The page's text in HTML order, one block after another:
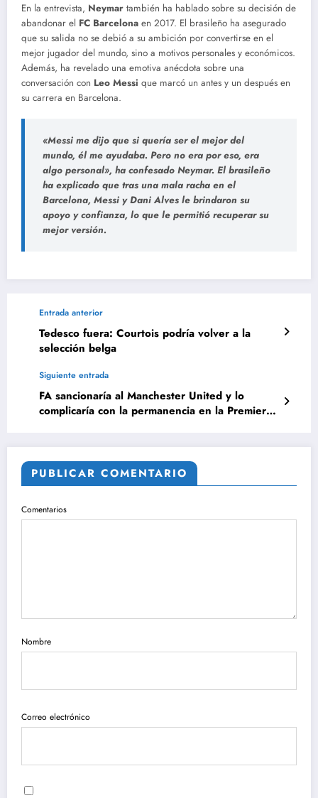
En la entrevista, Neymar también ha hablado sobre su decisión de
abandonar el FC Barcelona en 2017. El brasileño ha asegurado
que su salida no se debió a su ambición por convertirse en el
mejor jugador del mundo, sino a motivos personales y económicos.
Además, ha revelado una emotiva anécdota sobre una
conversación con Leo Messi que marcó un antes y un después en
su carrera en Barcelona.
«Messi me dijo que si quería ser el mejor del
mundo, él me ayudaba. Pero no era por eso, era
algo personal», ha confesado Neymar. El brasileño
ha explicado que tras una mala racha en el
Barcelona, Messi yDani Alves le brindaron su
apoyo y confianza, lo que le permitió recuperar su
mejor versión.
Entrada anterior
Tedesco fuera: Courtois podría volver a la
selección belga
Siguiente entrada
FA sancionaría al Manchester United y lo
complicaría con la permanencia en la Premier
PUBLICAR COMENTARIO
Comentarios
Nombre
Correo electrónico